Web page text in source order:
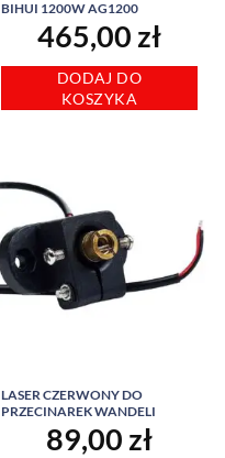
BIHUI 1200W AG1200
465,00 zł
DODAJ DO
KOSZYKA
LASER CZERWONY DO
PRZECINAREK WANDELI
89,00 zł